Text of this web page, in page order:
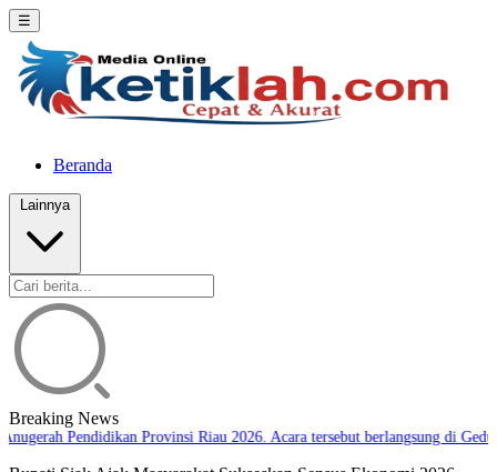
☰
Beranda
Lainnya
Breaking News
Pendidikan Provinsi Riau 2026. Acara tersebut berlangsung di